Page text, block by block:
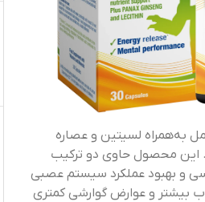
به‌همراه لسیتین و عصاره
محصول حاوی دو ترکیب
و بهبود عملکرد سیستم عصبی
بیشتر و عوارض گوارشی کمتری